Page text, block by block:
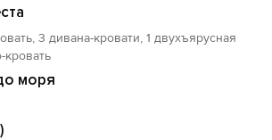
3 дивана-кровати, 1 двухъярусная
кровать
моря